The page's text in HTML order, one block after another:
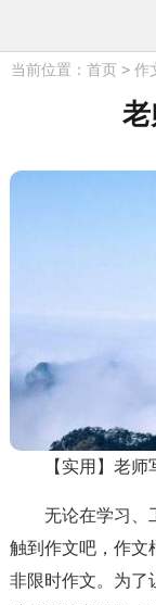
当前位置： 首页 > 作
【实用】老
无论在学习、
触到作文吧，作文
非限时作文。为了